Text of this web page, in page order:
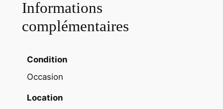
t
a
r
Informations
complémentaires
Condition
Occasion
Location